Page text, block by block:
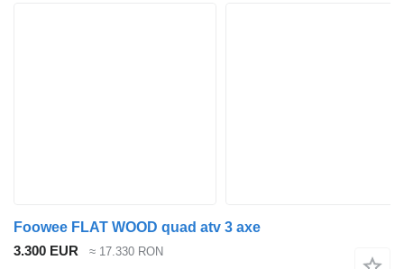
Foowee FLAT WOOD quad atv 3 axe
3.300 EUR
≈ 17.330 RON